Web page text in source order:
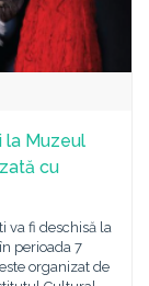
la Muzeul
cu
va fi deschisă la
perioada 7
organizat de